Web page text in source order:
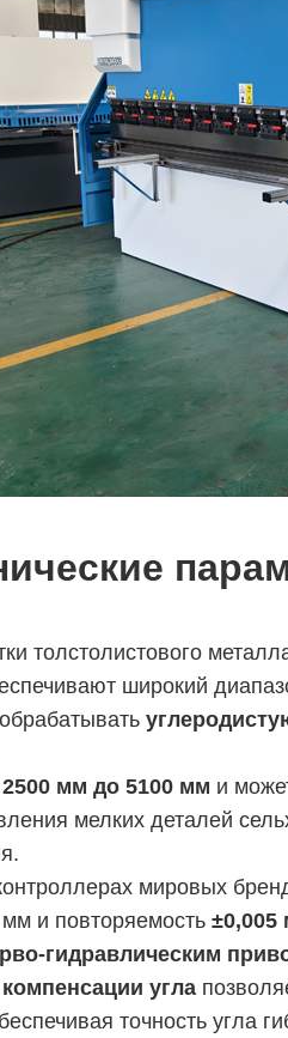
толстолистового
широкий
2500 мм до 5100 мм и
мелких деталей
мировых
мм и повторяемость ±0,005
гидравлическим
угла
точность угла